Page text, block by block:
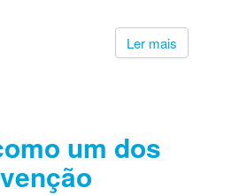
Ler mais
um dos